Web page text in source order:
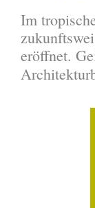
Im
eröffnet.